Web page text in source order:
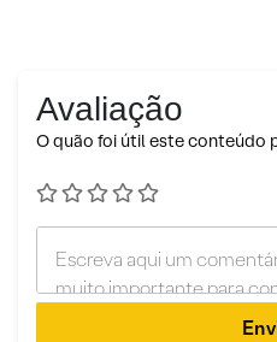
Avaliação
O quão foi útil este conteúdo